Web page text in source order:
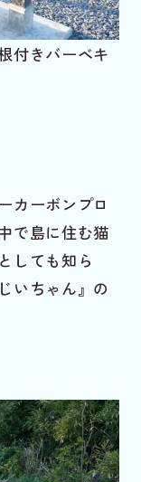
付きバーベキ
カーボンプロ
で島に住む猫
しても知ら
いちゃん』の